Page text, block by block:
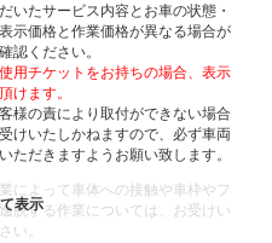
いたサービス内容とお車の状態・
示価格と作業価格が異なる場合が
認ください。
用チケットをお持ちの場合、表示
けます。
様の責により取付ができない場合
けいたしかねますので、必ず車両
ただきますようお願い致します。
によって車体への接触や車枠やフ
脱する作業については、お受けい
い。